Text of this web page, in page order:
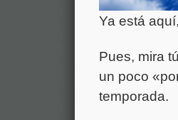
Ya está
Pues, mira
un poco
temporada.